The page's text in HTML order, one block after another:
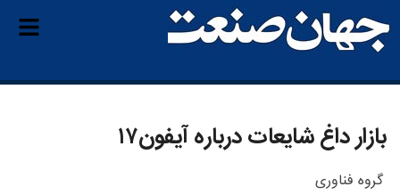
بازار داغ شایعات درباره آیفون۱۷
گروه فناوری